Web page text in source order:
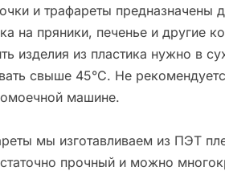
и трафареты предназначены
на пряники, печенье и другие
изделия из пластика нужно в
свыше 45°С. Не
машине.
мы изготавливаем из ПЭТ
прочный и можно